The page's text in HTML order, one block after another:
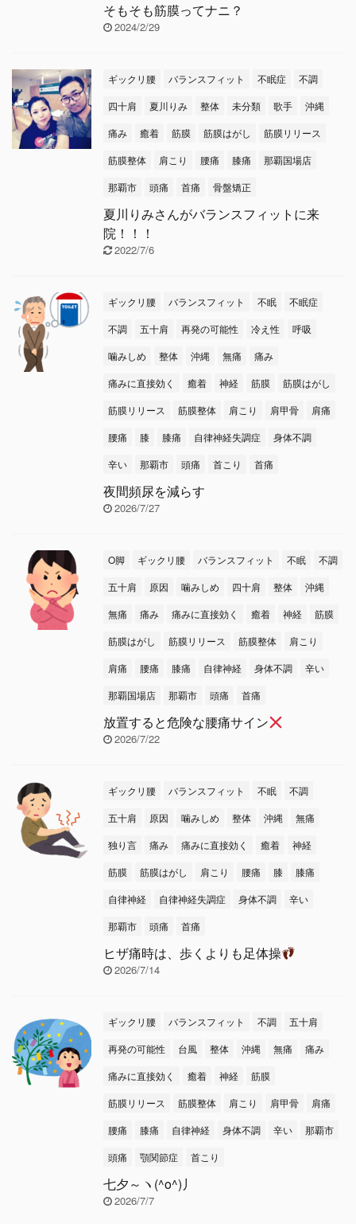
そもそも筋膜ってナニ？
2024/2/29
ギックリ腰 バランスフィット 不眠症
不調
四十肩
夏川りみ 整体 未分類 歌手
沖縄
痛み
癒着 筋膜 筋膜はがし
筋膜リリース
筋膜整体
肩こり 腰痛 膝痛
那覇国場店
那覇市
頭痛 首痛 骨盤矯正
夏川りみさんがバランスフィットに来
院！！！
2022/7/6
ギックリ腰 バランスフィット 不眠
不眠症
不調
五十肩 再発の可能性 冷え性
呼吸
噛みしめ
整体 沖縄 無痛
痛み
痛みに直接効く
癒着 神経 筋膜
筋膜はがし
筋膜リリース
筋膜整体 肩こり 肩甲骨
肩痛
腰痛
膝 膝痛 自律神経失調症
身体不調
辛い
那覇市 頭痛 首こり 首痛
夜間頻尿を減らす
2026/7/27
O脚 ギックリ腰 バランスフィット 不眠
不調
五十肩
原因 噛みしめ 四十肩 整体
沖縄
無痛
痛み 痛みに直接効く 癒着 神経
筋膜
筋膜はがし
筋膜リリース 筋膜整体
肩こり
肩痛
腰痛 膝痛 自律神経 身体不調
辛い
那覇国場店
那覇市 頭痛 首痛
放置すると危険な腰痛サイン
2026/7/22
ギックリ腰 バランスフィット 不眠
不調
五十肩
原因 噛みしめ 整体 沖縄
無痛
独り言
痛み 痛みに直接効く 癒着
神経
筋膜
筋膜はがし 肩こり 腰痛 膝
膝痛
自律神経
自律神経失調症 身体不調
辛い
那覇市
頭痛 首痛
ヒザ痛時は、歩くよりも足体操
2026/7/14
ギックリ腰 バランスフィット 不調
五十肩
再発の可能性
台風 整体 沖縄 無痛
痛み
痛みに直接効く
癒着 神経
筋膜
筋膜リリース
筋膜整体 肩こり 肩甲骨
肩痛
腰痛
膝痛 自律神経 身体不調 辛い
那覇市
頭痛
顎関節症 首こり
七夕～ヽ(^o^)丿
2026/7/7